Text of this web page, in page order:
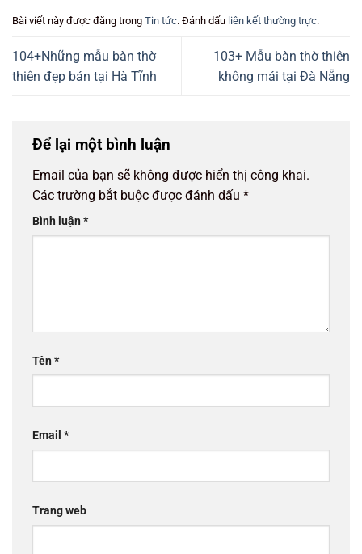
Bài viết này được đăng trong Tin tức. Đánh dấu liên kết thường trực.
104+Những mẫu bàn thờ
thiên đẹp bán tại Hà Tĩnh
103+ Mẫu bàn thờ thiên
không mái tại Đà Nẵng
Để lại một bình luận
Email của bạn sẽ không được hiển thị công khai.
Các trường bắt buộc được đánh dấu *
Bình luận*
Tên*
Email *
Trang web